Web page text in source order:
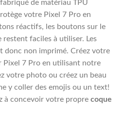
de matériau TPU
votre Pixel 7 Pro en
réactifs, les boutons sur le
faciles à utiliser. Les
donc non imprimé. Créez votre
Pixel 7 Pro en utilisant notre
votre photo ou créez un beau
y coller des emojis ou un text!
à concevoir votre propre coque